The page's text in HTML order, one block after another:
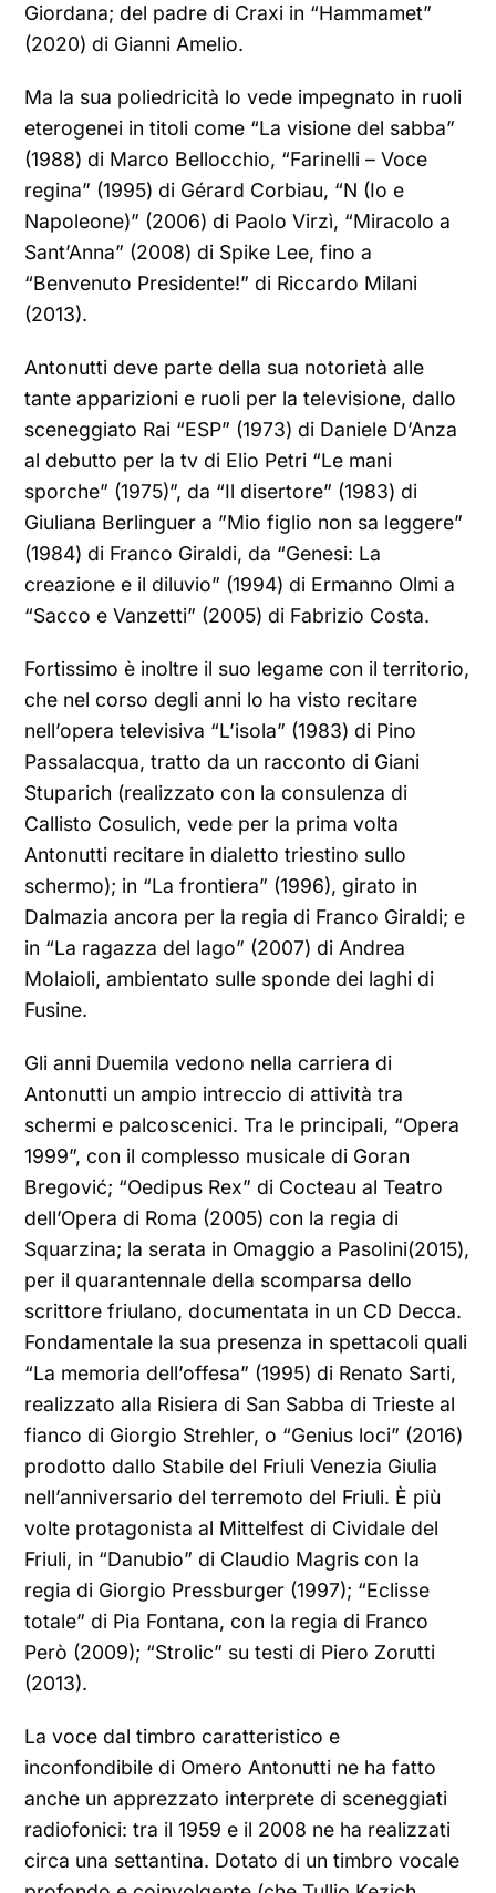
Giordana; del padre di Craxi in “Hammamet”
(2020) di Gianni Amelio.
Ma la sua poliedricità lo vede impegnato in ruoli
eterogenei in titoli come “La visione del sabba”
(1988) di Marco Bellocchio, “Farinelli – Voce
regina” (1995) di Gérard Corbiau, “N (Io e
Napoleone)” (2006) di Paolo Virzì, “Miracolo a
Sant’Anna” (2008) di Spike Lee, fino a
“Benvenuto Presidente!” di Riccardo Milani
(2013).
Antonutti deve parte della sua notorietà alle
tante apparizioni e ruoli per la televisione, dallo
sceneggiato Rai “ESP” (1973) di Daniele D’Anza
al debutto per la tv di Elio Petri “Le mani
sporche” (1975)”, da “Il disertore” (1983) di
Giuliana Berlinguer a ”Mio figlio non sa leggere”
(1984) di Franco Giraldi, da “Genesi: La
creazione e il diluvio” (1994) di Ermanno Olmi a
“Sacco e Vanzetti” (2005) di Fabrizio Costa.
Fortissimo è inoltre il suo legame con il territorio,
che nel corso degli anni lo ha visto recitare
nell’opera televisiva “L’isola” (1983) di Pino
Passalacqua, tratto da un racconto di Giani
Stuparich (realizzato con la consulenza di
Callisto Cosulich, vede per la prima volta
Antonutti recitare in dialetto triestino sullo
schermo); in “La frontiera” (1996), girato in
Dalmazia ancora per la regia di Franco Giraldi; e
in “La ragazza del lago” (2007) di Andrea
Molaioli, ambientato sulle sponde dei laghi di
Fusine.
Gli anni Duemila vedono nella carriera di
Antonutti un ampio intreccio di attività tra
schermi e palcoscenici. Tra le principali, “Opera
1999”, con il complesso musicale di Goran
Bregović; “Oedipus Rex” di Cocteau al Teatro
dell’Opera di Roma (2005) con la regia di
Squarzina; la serata in Omaggio a Pasolini(2015),
per il quarantennale della scomparsa dello
scrittore friulano, documentata in un CD Decca.
Fondamentale la sua presenza in spettacoli quali
“La memoria dell’offesa” (1995) di Renato Sarti,
realizzato alla Risiera di San Sabba di Trieste al
fianco di Giorgio Strehler, o “Genius loci” (2016)
prodotto dallo Stabile del Friuli Venezia Giulia
nell’anniversario del terremoto del Friuli. È più
volte protagonista al Mittelfest di Cividale del
Friuli, in “Danubio” di Claudio Magris con la
regia di Giorgio Pressburger (1997); “Eclisse
totale” di Pia Fontana, con la regia di Franco
Però (2009); “Strolic” su testi di Piero Zorutti
(2013).
La voce dal timbro caratteristico e
inconfondibile di Omero Antonutti ne ha fatto
anche un apprezzato interprete di sceneggiati
radiofonici: tra il 1959 e il 2008 ne ha realizzati
circa una settantina. Dotato di un timbro vocale